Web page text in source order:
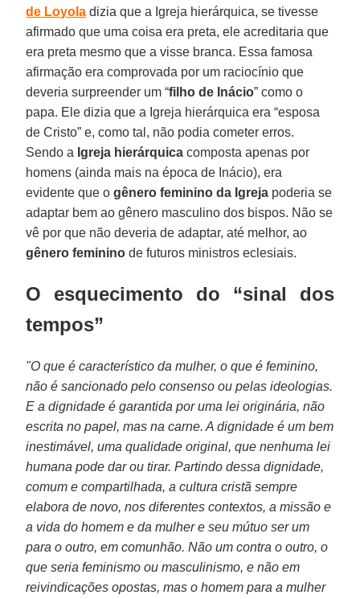
de Loyola dizia que a Igreja hierárquica, se tivesse
afirmado que uma coisa era preta, ele acreditaria que
era preta mesmo que a visse branca. Essa famosa
afirmação era comprovada por um raciocínio que
deveria surpreender um “filho de Inácio” como o
papa. Ele dizia que a Igreja hierárquica era “esposa
de Cristo” e, como tal, não podia cometer erros.
Sendo a Igreja hierárquica composta apenas por
homens (ainda mais na época de Inácio), era
evidente que ogênero feminino da Igreja poderia se
adaptar bem ao gênero masculino dos bispos. Não se
vê por que não deveria de adaptar, até melhor, ao
gênero feminino de futuros ministros eclesiais.
O esquecimento do “sinal dos
tempos”
"O que é característico da mulher, o que é feminino,
não é sancionado pelo consenso ou pelas ideologias.
E a dignidade é garantida por uma lei originária, não
escrita no papel, mas na carne. A dignidade é um bem
inestimável, uma qualidade original, que nenhuma lei
humana pode dar ou tirar. Partindo dessa dignidade,
comum e compartilhada, a cultura cristã sempre
elabora de novo, nos diferentes contextos, a missão e
a vida do homem e da mulher e seu mútuo ser um
para o outro, em comunhão. Não um contra o outro, o
que seria feminismo ou masculinismo, e não em
reivindicações opostas, mas o homem para a mulher